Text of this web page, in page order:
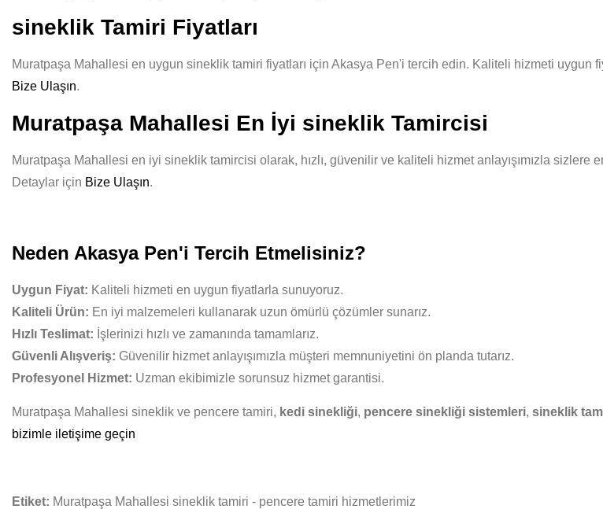
sineklik Tamiri Fiyatları
Muratpaşa Mahallesi en uygun sineklik tamiri fiyatları için Akasya Pen'i tercih edin. Kaliteli hizmeti
Bize Ulaşın.
Muratpaşa Mahallesi En İyi sineklik Tamircisi
Muratpaşa Mahallesi en iyi sineklik tamircisi olarak, hızlı, güvenilir ve kaliteli hizmet anlayışımızla
Detaylar için Bize Ulaşın.
Neden Akasya Pen'i Tercih Etmelisiniz?
Uygun Fiyat: Kaliteli hizmeti en uygun fiyatlarla sunuyoruz.
Kaliteli Ürün: En iyi malzemeleri kullanarak uzun ömürlü çözümler sunarız.
Hızlı Teslimat: İşlerinizi hızlı ve zamanında tamamlarız.
Güvenli Alışveriş: Güvenilir hizmet anlayışımızla müşteri memnuniyetini ön planda tutarız.
Profesyonel Hizmet: Uzman ekibimizle sorunsuz hizmet garantisi.
Muratpaşa Mahallesi sineklik ve pencere tamiri, kedi sinekliği, pencere sinekliği sistemleri, sineklik
bizimle iletişime geçin
Etiket: Muratpaşa Mahallesi sineklik tamiri - pencere tamiri hizmetlerimiz